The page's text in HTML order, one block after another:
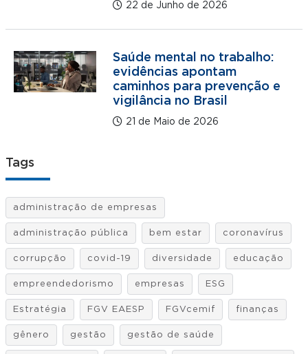
22 de Junho de 2026
Saúde mental no trabalho:
evidências apontam
caminhos para prevenção e
vigilância no Brasil
21 de Maio de 2026
Tags
administração de empresas
administração pública bem estar coronavírus
corrupção covid-19 diversidade educação
empreendedorismo empresas ESG
Estratégia FGV EAESP FGVcemif finanças
gênero gestão gestão de saúde